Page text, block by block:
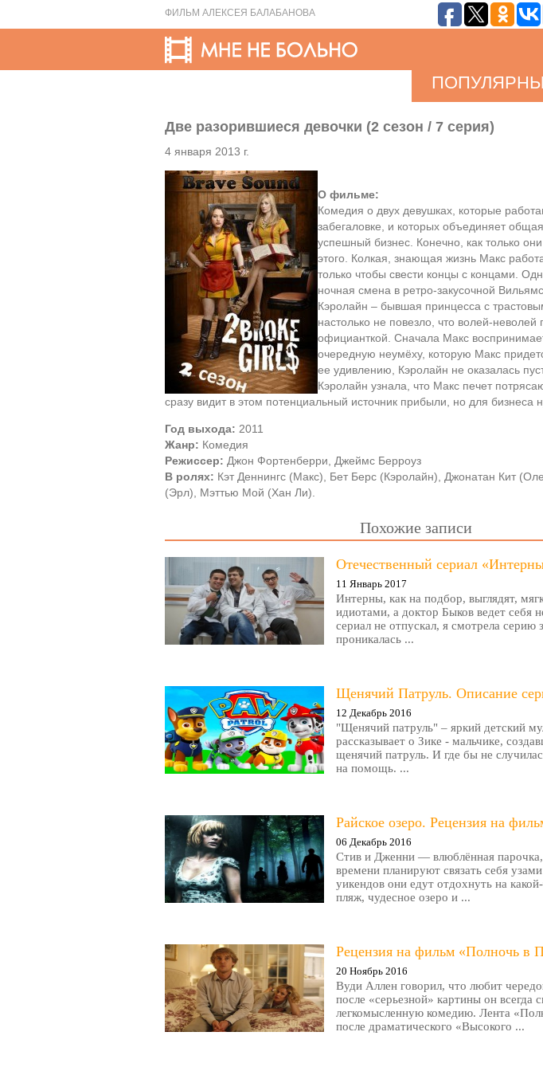
ФИЛЬМ АЛЕКСЕЯ БАЛАБАНОВА
Две разорившиеся девочки (2 сезон / 7 серия)
4 января 2013 г.
О фильме:
Комедия о двух девушках, которые
забегаловке, и которых объединяет
успешный бизнес. Конечно, как только
этого. Колкая, знающая жизнь Макс
только чтобы свести концы с концами.
ночная смена в ретро-закусочной
Кэролайн – бывшая принцесса с
настолько не повезло, что волей-неволей
официанткой. Сначала Макс
очередную неумёху, которую Макс
ее удивлению, Кэролайн не оказалась
Кэролайн узнала, что Макс печет
сразу видит в этом потенциальный источник прибыли, но для бизнеса
Год выхода: 2011
Жанр: Комедия
Режиссер: Джон Фортенберри, Джеймс Берроуз
В ролях: Кэт Деннингс (Макс), Бет Берс (Кэролайн), Джонатан Кит
(Эрл), Мэттью Мой (Хан Ли).
Похожие записи
Отечественный сериал
11 Январь 2017
Интерны, как на подбор, выглядят,
идиотами, а доктор Быков ведет себя
сериал не отпускал, я смотрела серию
проникалась ...
Щенячий Патруль. Описание
12 Декабрь 2016
"Щенячий патруль" – яркий детский
рассказывает о Зике - мальчике,
щенячий патруль. И где бы не
на помощь. ...
Райское озеро. Рецензия на
06 Декабрь 2016
Стив и Дженни — влюблённая
времени планируют связать себя
уикендов они едут отдохнуть на
пляж, чудесное озеро и ...
Рецензия на фильм «Полночь в
20 Ноябрь 2016
Вуди Аллен говорил, что любит
после «серьезной» картины он всегда
легкомысленную комедию. Лента
после драматического «Высокого ...